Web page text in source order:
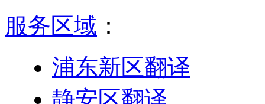
服务区域 ：
浦东新区翻译
静安区翻译